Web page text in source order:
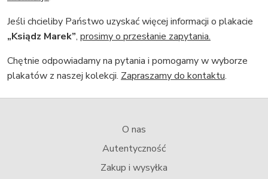
Jeśli chcieliby Państwo uzyskać więcej informacji o plakacie
„Ksiądz Marek”, prosimy o przesłanie zapytania.
Chętnie odpowiadamy na pytania i pomogamy w wyborze
plakatów z naszej kolekcji. Zapraszamy do kontaktu.
O nas
Autentyczność
Zakup i wysyłka